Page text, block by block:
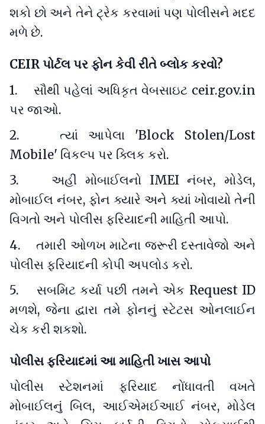
શકો છો અને તેને ટ્રેક કરવામાં પણ પોલીસને મદદ
મળે છે.
CEIR પોર્ટલ પર ફોન કેવી રીતે બ્લોક કરવો?
1. સૌથી પહેલાં અધિકૃત વેબસાઇટ ceir.gov.in
પર જાઓ.
2. ત્યાં આપેલા 'Block Stolen/Lost
Mobile' વિકલ્પ પર ક્લિક કરો.
3. અહીં મોબાઈલનો IMEI નંબર, મોડેલ,
મોબાઈલ નંબર, ફોન ક્યારે અને ક્યાં ખોવાયો તેની
વિગતો અને પોલીસ ફરિયાદની માહિતી આપો.
4. તમારી ઓળખ માટેના જરૂરી દસ્તાવેજો અને
પોલીસ ફરિયાદની કોપી અપલોડ કરો.
5. સબમિટ કર્યા પછી તમને એક Request ID
મળશે, જેના દ્વારા તમે ફોનનું સ્ટેટસ ઓનલાઈન
ચેક કરી શકશો.
પોલીસ ફરિયાદમાં આ માહિતી ખાસ આપો
પોલીસ સ્ટેશનમાં ફરિયાદ નોંધાવતી વખતે
મોબાઈલનું બિલ, આઈએમઈઆઈ નંબર, મોડેલ